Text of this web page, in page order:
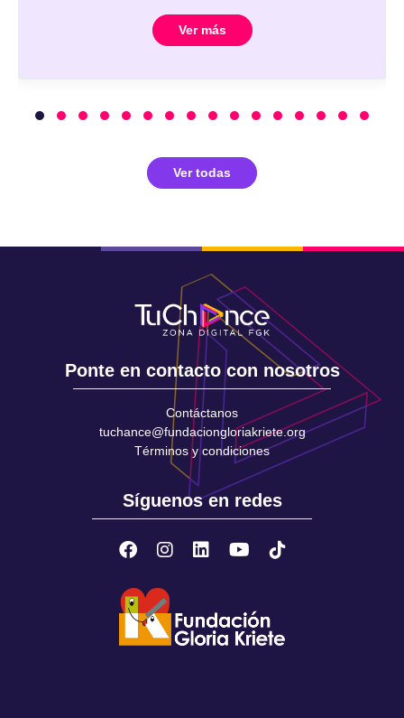
Ver más
Ver todas
Ponte en contacto con nosotros
Contáctanos
tuchance@fundaciongloriakriete.org
Términos y condiciones
Síguenos en redes